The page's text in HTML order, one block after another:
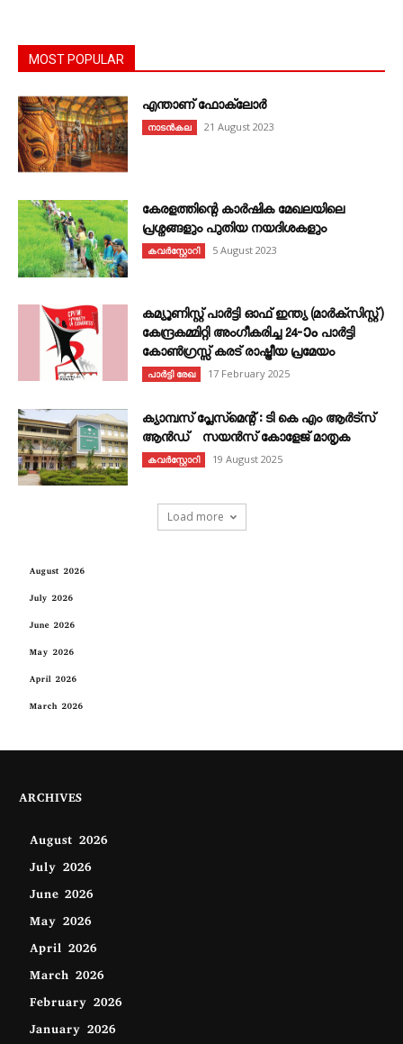
MOST POPULAR
എന്താണ്‌ ഫോക്‌ലോർ
നാടൻകല 21 August 2023
കേരളത്തിന്റെ കാർഷിക മേഖലയിലെ
പ്രശ്നങ്ങളും പുതിയ നയദിശകളും
കവര്‍സ്റ്റോറി 5 August 2023
കമ്യൂണിസ്റ്റ് പാർട്ടി ഓഫ് ഇന്ത്യ (മാർക്സിസ്റ്റ്)
കേന്ദ്രകമ്മിറ്റി അംഗീകരിച്ച 24‐ാം പാർട്ടി
കോൺഗ്രസ്സ് കരട് രാഷ്ട്രീയ പ്രമേയം
പാർട്ടി രേഖ 17 February 2025
ക്യാമ്പസ് പ്ലേസ്മെന്റ് : ടി കെ എം ആർട്സ്
ആൻഡ് സയൻസ് കോളേജ് മാതൃക
കവര്‍സ്റ്റോറി 19 August 2025
Load more
August 2026
July 2026
June 2026
May 2026
April 2026
March 2026
ARCHIVES
August 2026
July 2026
June 2026
May 2026
April 2026
March 2026
February 2026
January 2026